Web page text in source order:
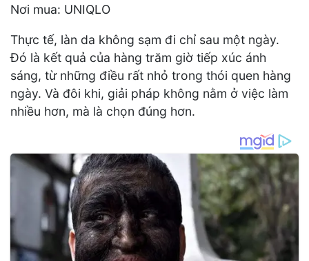
Nơi mua: UNIQLO
Thực tế, làn da không sạm đi chỉ sau một ngày.
Đó là kết quả của hàng trăm giờ tiếp xúc ánh
sáng, từ những điều rất nhỏ trong thói quen hàng
ngày. Và đôi khi, giải pháp không nằm ở việc làm
nhiều hơn, mà là chọn đúng hơn.